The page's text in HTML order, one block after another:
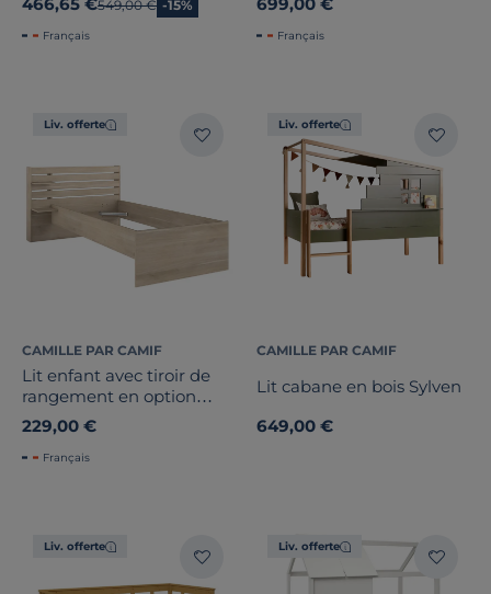
Ancien prix
549,00 € -15%
Français Français
Liv. offerte
CAMILLE PAR CAMIF
Lit enfant avec tiroir de
rangement en option
Palmyre
229,00 €
Français
Liv. offerte
CAMILLE PAR CAMIF
Lit cabane en bois Sylven
649,00 €
Liv. offerte Liv. offerte